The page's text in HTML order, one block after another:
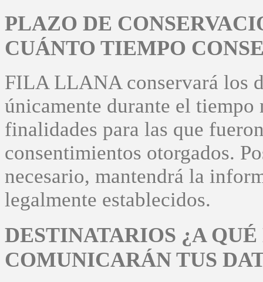
PLAZO DE
CUÁNTO TIEMPO
FILA LLANA conservará los
únicamente durante el
finalidades para las que
consentimientos otorgados.
necesario, mantendrá la
legalmente establecidos.
DESTINATARIOS ¿A
COMUNICARÁN TUS